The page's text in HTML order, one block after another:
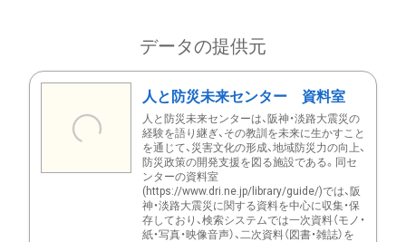
データの提供元
人と防災未来センター 資料室
人と防災未来センターは、阪神・淡路大震災の
経験を語り継ぎ、その教訓を未来に生かすこと
を通じて、災害文化の形成、地域防災力の向上、
防災政策の開発支援を図る施設である。同セ
ンターの資料室
(https://www.dri.ne.jp/library/guide/)では、阪
神・淡路大震災に関する資料を中心に収集・保
存しており、検索システムでは一次資料（モノ・
紙・写真・映像音声）、二次資料（図書・雑誌）を